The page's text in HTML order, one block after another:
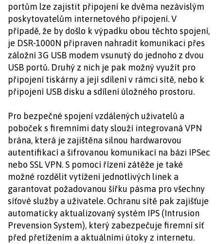
portům lze zajistit připojení ke dvěma nezávislým
poskytovatelům internetového připojení. V
případě, že by došlo k výpadku obou těchto spojení,
je DSR-1000N připraven nahradit komunikaci přes
záložní 3G USB modem vsunutý do jednoho z dvou
USB portů. Druhý z nich je pak možný využít pro
připojení tiskárny a její sdílení v rámci sítě, nebo k
připojení USB disku a sdílení úložného prostoru.
Pro bezpečné spojení vzdálených uživatelů a
poboček s firemními daty slouží integrovaná VPN
brána, která je zajištěna silnou hardwarovou
autentifikací a šifrovanou komunikací na bázi IPSec
nebo SSL VPN. S pomocí řízení zátěže je také
možné rozdělit vytížení jednotlivých linek a
garantovat požadovanou šířku pásma pro všechny
síťové služby a uživatele. Ochranu sítě pak zajišťuje
automaticky aktualizovaný systém IPS (Intrusion
Prevension System), který zabezpečuje firemní síť
před přetížením a aktuálními útoky z internetu.